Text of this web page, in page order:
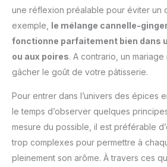
une réflexion préalable pour éviter un
exemple, le mélange cannelle-
fonctionne parfaitement bien dans
ou aux poires. A contrario, un
gâcher le goût de votre pâtisserie.
Pour entrer dans l’univers des épices
le temps d’observer quelques
mesure du possible, il est préférable
trop complexes pour permettre à
pleinement son arôme. À travers ces